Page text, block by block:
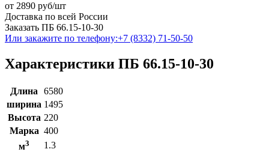
от 2890 руб/шт
Доставка по всей России
Заказать ПБ 66.15-10-30
Или закажите по телефону:+7 (8332) 71-50-50
Характеристики ПБ 66.15-10-30
Длина
6580
ширина 1495
Высота 220
Марка 400
м3
1.3